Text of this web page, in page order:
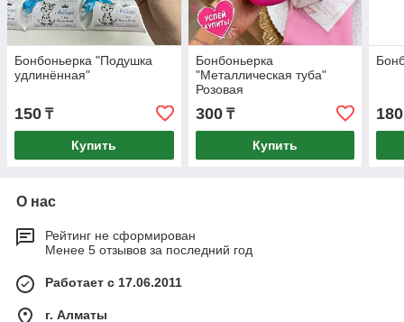
Бонбоньерка "Подушка
удлинённая"
150 ₸
Купить
Бонбоньерка
"Металлическая туба"
Розовая
300₸
Купить
180
О нас
Рейтинг не сформирован
Менее 5 отзывов за последний год
Работает с 17.06.2011
г. Алматы